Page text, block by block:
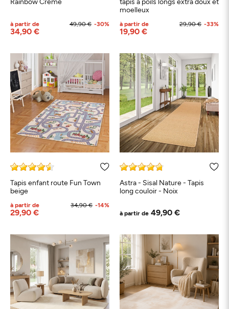
49,90 €
à partir de
34,90 €
-30%
moelleux
29,90 €
à partir de
19,90 €
-33%
Tapis enfant route Fun Town
beige
34,90 €
à partir de
29,90 €
-14%
Astra - Sisal Nature - Tapis
long couloir - Noix
à partir de 49,90 €